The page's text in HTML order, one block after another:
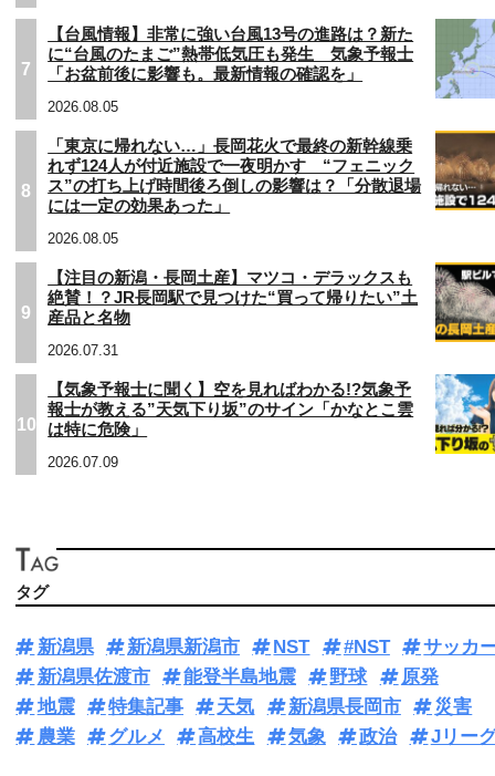
7
【台風情報】非常に強い台風13号の進路は？新た
に“台風のたまご”熱帯低気圧も発生 気象予報士
「お盆前後に影響も。最新情報の確認を」
2026.08.05
8
「東京に帰れない…」長岡花火で最終の新幹線乗
れず124人が付近施設で一夜明かす “フェニック
ス”の打ち上げ時間後ろ倒しの影響は？「分散退場
には一定の効果あった」
2026.08.05
9
【注目の新潟・長岡土産】マツコ・デラックスも
絶賛！？JR長岡駅で見つけた“買って帰りたい”土
産品と名物
2026.07.31
10
【気象予報士に聞く】空を見ればわかる!?気象予
報士が教える”天気下り坂”のサイン「かなとこ雲
は特に危険」
2026.07.09
タグ
新潟県 新潟県新潟市 NST #NST
サッカ
新潟県佐渡市
能登半島地震 野球
原発
地震
特集記事 天気 新潟県長岡市
災害
農業
グルメ 高校生 気象 政治 Jリー